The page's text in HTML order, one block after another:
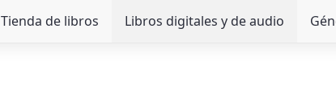
Tienda de libros Libros digitales y de audio